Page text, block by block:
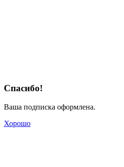
Спасибо!
Ваша подписка оформлена.
Хорошо